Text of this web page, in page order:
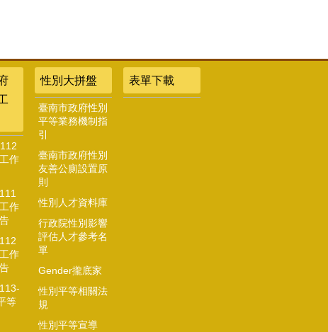
作
作
作
等
性別大拼盤
臺南市政府性別
平等業務機制指
引
臺南市政府性別
友善公廁設置原
則
性別人才資料庫
行政院性別影響
評估人才參考名
單
Gender攏底家
性別平等相關法
規
性別平等宣導
表單下載